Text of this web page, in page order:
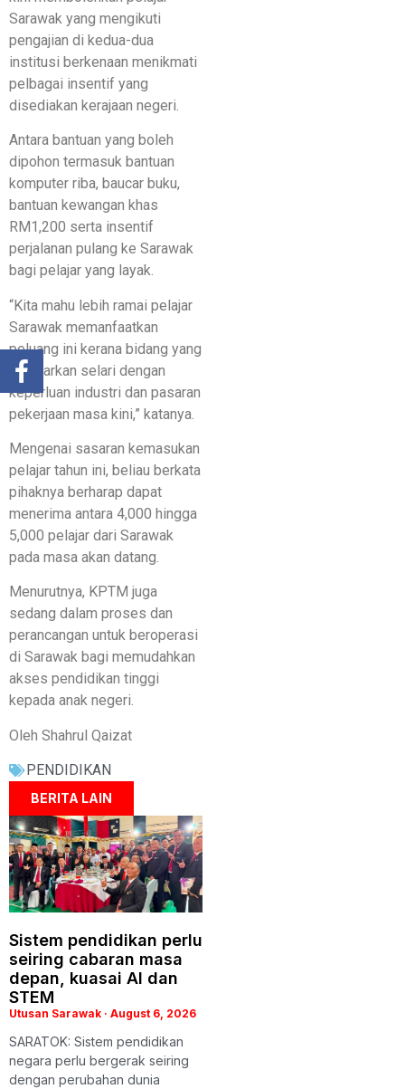
Sarawak yang mengikuti
pengajian di kedua-dua
institusi berkenaan menikmati
pelbagai insentif yang
disediakan kerajaan negeri.
Antara bantuan yang boleh
dipohon termasuk bantuan
komputer riba, baucar buku,
bantuan kewangan khas
RM1,200 serta insentif
perjalanan pulang ke Sarawak
bagi pelajar yang layak.
“Kita mahu lebih ramai pelajar
Sarawak memanfaatkan
peluang ini kerana bidang yang
ditawarkan selari dengan
keperluan industri dan pasaran
pekerjaan masa kini,” katanya.
Mengenai sasaran kemasukan
pelajar tahun ini, beliau berkata
pihaknya berharap dapat
menerima antara 4,000 hingga
5,000 pelajar dari Sarawak
pada masa akan datang.
Menurutnya, KPTM juga
sedang dalam proses dan
perancangan untuk beroperasi
di Sarawak bagi memudahkan
akses pendidikan tinggi
kepada anak negeri.
Oleh Shahrul Qaizat
PENDIDIKAN
BERITA LAIN
Sistem pendidikan perlu
seiring cabaran masa
depan, kuasai AI dan
STEM
Utusan Sarawak August 6, 2026
SARATOK: Sistem pendidikan
negara perlu bergerak seiring
dengan perubahan dunia